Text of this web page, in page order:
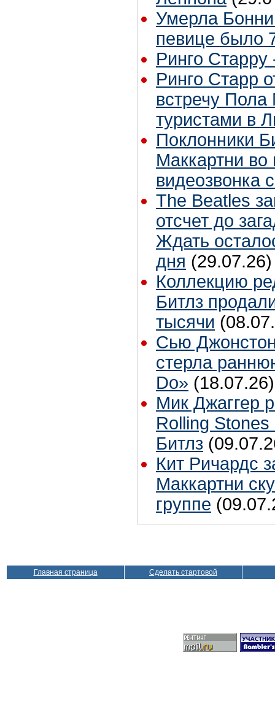
Умерла
певице было
Ринго Старру
Ринго Старр
встречу Пола
туристами в
Поклонники
Маккартни во
видеозвонка
The Beatles
отсчет до
Ждать
дня (29.07.26)
Коллекцию
Битлз
тысячи
Сью
стерла
Do» (18.07.26)
Мик Джаггер
Rolling Stones
Битлз
Кит Ричардс
Маккартни
группе
Главная страница Сделать стартовой